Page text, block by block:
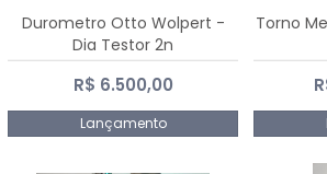
Durometro Otto Wolpert -
Dia Testor 2n
R$ 6.500,00
Lançamento
Torno